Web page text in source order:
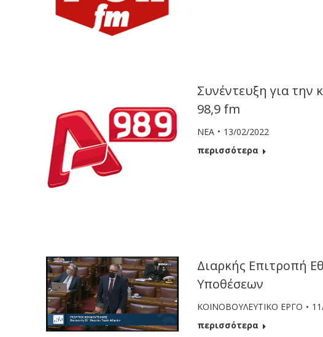
Συνέντευξη για την
98,9 fm
ΝΕΑ
13/02/2022
περισσότερα
Διαρκής Επιτροπή
Υποθέσεων
ΚΟΙΝΟΒΟΥΛΕΥΤΙΚΟ ΕΡΓΟ
περισσότερα